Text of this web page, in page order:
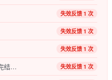
失效反馈 1 次
失效反馈 1 次
失效反馈 1 次
开课吧 -Java面试涨薪名企培养计划 002期|2022年|涨薪必备|价值8980元|完结无秘 失效反馈 1 次